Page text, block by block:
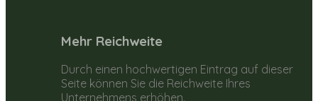
Mehr Reichweite
Durch einen hochwertigen Eintrag auf dieser
Seite können Sie die Reichweite Ihres
Unternehmens erhöhen.